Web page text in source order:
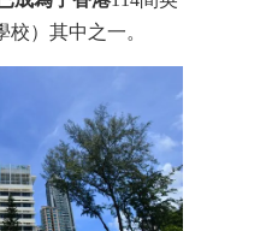
）其中之一。